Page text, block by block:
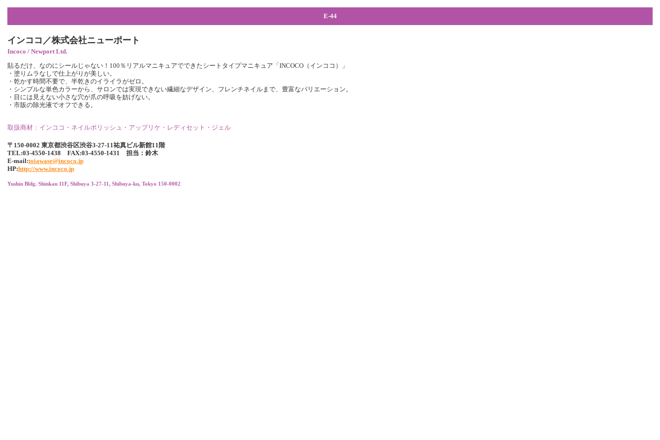
E-44
インココ／株式会社ニューポート
Incoco / Newport Ltd.
貼るだけ、なのにシールじゃない！100％リアルマニキュアでできたシートタイプマニキュア「INCOCO（インココ）」
・塗りムラなしで仕上がりが美しい。
・乾かす時間不要で、半乾きのイライラがゼロ。
・シンプルな単色カラーから、サロンでは実現できない繊細なデザイン、フレンチネイルまで、豊富なバリエーション。
・目には見えない小さな穴が爪の呼吸を妨げない。
・市販の除光液でオフできる。
取扱商材：インココ・ネイルポリッシュ・アップリケ・レディセット・ジェル
〒150-0002 東京都渋谷区渋谷3-27-11祐真ビル新館11階
TEL:03-4550-1438 FAX:03-4550-1431 担当：鈴木
E-mail:toiawase@incoco.jp
HP:http://www.incoco.jp
Yushin Bldg. Shinkan 11F, Shibuya 3-27-11, Shibuya-ku, Tokyo 150-0002